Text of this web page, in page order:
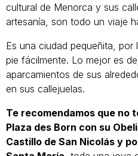
cultural de Menorca y sus
artesanía, son todo un viaje
Es una ciudad pequeñita,
pie fácilmente. Lo mejor es
aparcamientos de sus
en sus callejuelas.
Te recomendamos que no
Plaza des Born con su
Castillo de San Nicolás y